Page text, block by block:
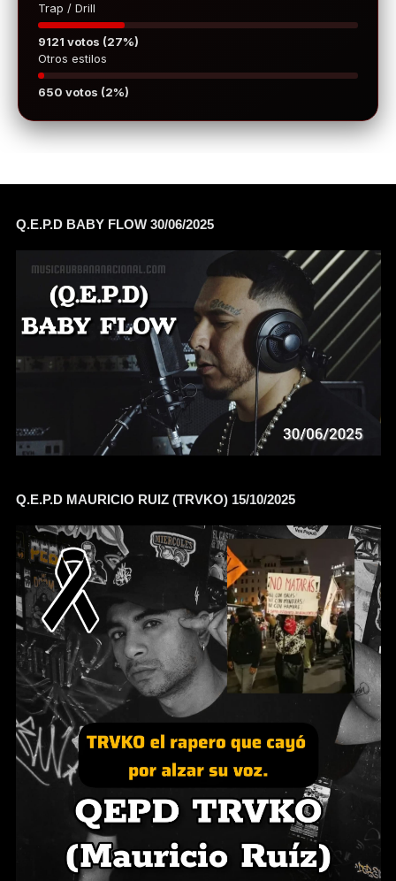
Trap / Drill
9121 votos (27%)
Otros estilos
650 votos (2%)
Q.E.P.D BABY FLOW 30/06/2025
Q.E.P.D MAURICIO RUIZ (TRVKO) 15/10/2025